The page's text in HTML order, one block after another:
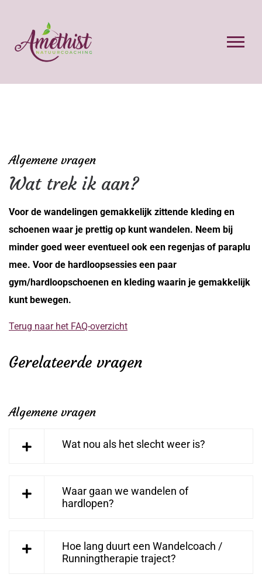
Algemene vragen
Wat trek ik aan?
Voor de wandelingen gemakkelijk zittende kleding en
schoenen waar je prettig op kunt wandelen. Neem bij
minder goed weer eventueel ook een regenjas of paraplu
mee. Voor de hardloopsessies een paar
gym/hardloopschoenen en kleding waarin je gemakkelijk
kunt bewegen.
Terug naar het FAQ-overzicht
Gerelateerde vragen
Algemene vragen
Wat nou als het slecht weer is?
Waar gaan we wandelen of
hardlopen?
Hoe lang duurt een Wandelcoach /
Runningtherapie traject?